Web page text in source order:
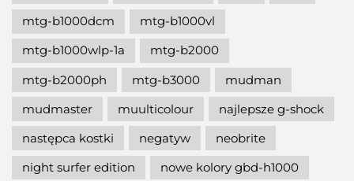
mtg-b1000dcm
mtg-b1000vl
mtg-b1000wlp-1a
mtg-b2000
mtg-b2000ph
mtg-b3000
mudman
mudmaster
muulticolour
najlepsze g-shock
następca kostki
negatyw
neobrite
night surfer edition
nowe kolory gbd-h1000